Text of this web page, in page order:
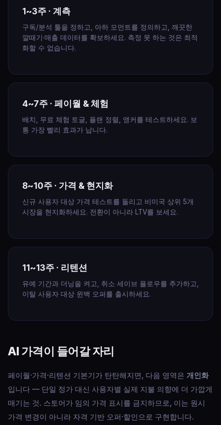
1~3주 · 계측
구독/분석 툴을 정하고, 아하 모먼트를 정의하고, 깨끗한
깔때기·매출 데이터를 확보하세요. 측정 못 하는 것은 최적
화할 수 없습니다.
4~7주 · 페이월 & 체험
배치, 무료 체험 토글, 플랜 정렬, 앵커를 테스트하세요. 보
통 가장 빨리 효과가 납니다.
8~10주 · 가격 & 현지화
신규 사용자 대상 가격 테스트를 돌리고 비미국 상위 5개
시장을 현지화하세요. 전환이 아니라 LTV를 보세요.
11~13주 · 리텐션
유예 기간과 더닝을 켜고, 취소 세이브 플로우를 추가하고,
이탈 사용자 대상 윈백 오퍼를 출시하세요.
AI 가격이 들어갈 자리
페이월·가격·리텐션 기본기가 탄탄해지면, 다음 영역은 개인화
입니다 — 단일 정가 대신 사용자별 실제 지불 의향에 더 가깝게
매기는 것. 스토어가 임의 가격 표시를 금지하므로, 이는 원시
가격 변경이 아니라 자격 기반 오퍼·할인으로 구현합니다.